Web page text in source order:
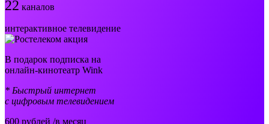
22 каналов
интерактивное телевидение
В подарок подписка на
онлайн-кинотеатр Wink
* Быстрый интернет
с цифровым телевидением
600 рублей /в месяц